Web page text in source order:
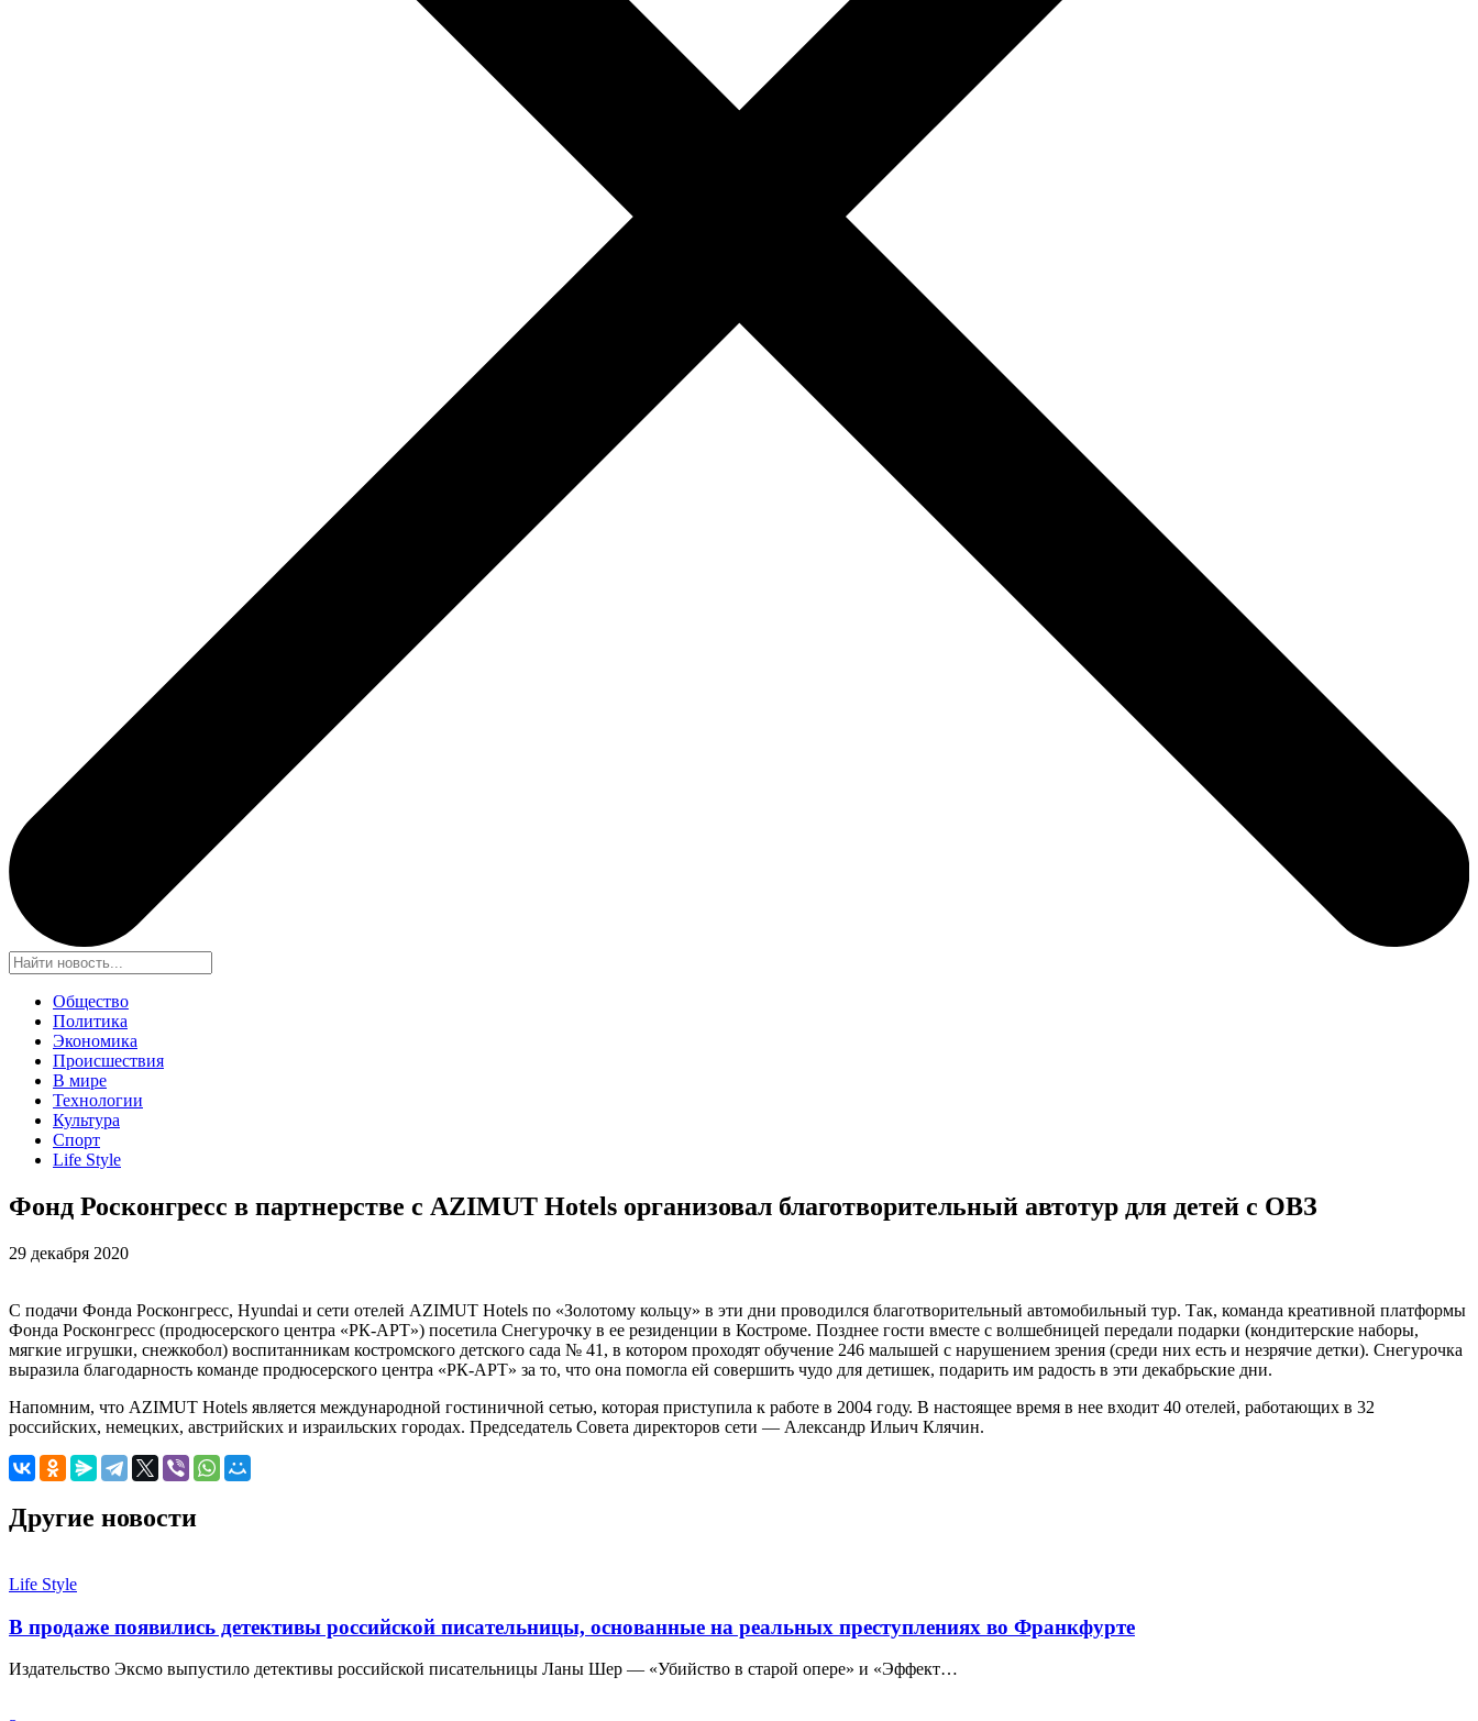
Общество
Политика
Экономика
Происшествия
В мире
Технологии
Культура
Спорт
Life Style
Фонд Росконгресс в партнерстве с AZIMUT Hotels организовал благотворительный автотур для детей с ОВЗ
29 декабря 2020
С подачи Фонда Росконгресс, Hyundai и сети отелей AZIMUT Hotels по «Золотому кольцу» в эти дни проводился благотворительный автомобильный тур. Так, команда креативной платформы
Фонда Росконгресс (продюсерского центра «РК-АРТ») посетила Снегурочку в ее резиденции в Костроме. Позднее гости вместе с волшебницей передали подарки (кондитерские наборы,
мягкие игрушки, снежкобол) воспитанникам костромского детского сада № 41, в котором проходят обучение 246 малышей с нарушением зрения (среди них есть и незрячие детки). Снегурочка
выразила благодарность команде продюсерского центра «РК-АРТ» за то, что она помогла ей совершить чудо для детишек, подарить им радость в эти декабрьские дни.
Напомним, что AZIMUT Hotels является международной гостиничной сетью, которая приступила к работе в 2004 году. В настоящее время в нее входит 40 отелей, работающих в 32
российских, немецких, австрийских и израильских городах. Председатель Совета директоров сети — Александр Ильич Клячин.
Другие новости
Life Style
В продаже появились детективы российской писательницы, основанные на реальных преступлениях во Франкфурте
Издательство Эксмо выпустило детективы российской писательницы Ланы Шер — «Убийство в старой опере» и «Эффект…